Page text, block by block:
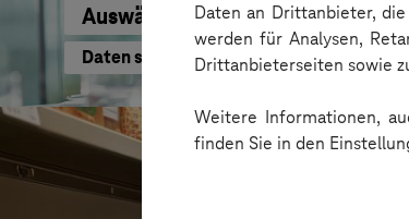
Daten an Drittanbieter,
werden für Analysen,
Drittanbieterseiten sowie
Weitere Informationen,
finden Sie in den
Auswärtiges Amt
Daten schneller nutzen